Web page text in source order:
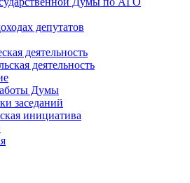
депутатов
деятельность
деятельность
Думы
заседаний
инициатива